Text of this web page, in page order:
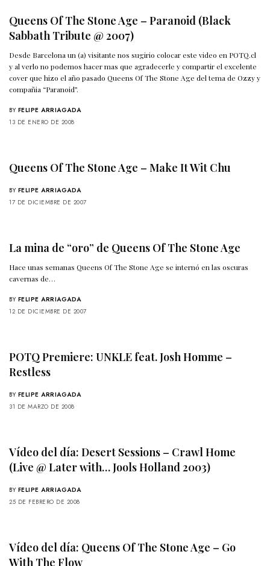
Queens Of The Stone Age – Paranoid (Black
Sabbath Tribute @ 2007)
Desde Barcelona un (a) visitante nos sugirio colocar este video en POTQ.cl
y al verlo no podemos hacer mas que agradecerle y compartir el excelente
cover que hizo el año pasado Queens Of The Stone Age del tema de Ozzy y
compañia “Paranoid”.
BY FELIPE ARRIAGADA
13 DE ENERO DE 2008
Queens Of The Stone Age – Make It Wit Chu
BY FELIPE ARRIAGADA
17 DE DICIEMBRE DE 2007
La mina de “oro” de Queens Of The Stone Age
Hace unas semanas Queens Of The Stone Age se internó en las oscuras
cavernas de…
BY FELIPE ARRIAGADA
12 DE DICIEMBRE DE 2007
POTQ Premiere: UNKLE feat. Josh Homme –
Restless
BY FELIPE ARRIAGADA
31 DE MARZO DE 2008
Vídeo del día: Desert Sessions – Crawl Home
(Live @ Later with… Jools Holland 2003)
BY FELIPE ARRIAGADA
25 DE FEBRERO DE 2008
Vídeo del día: Queens Of The Stone Age – Go
With The Flow